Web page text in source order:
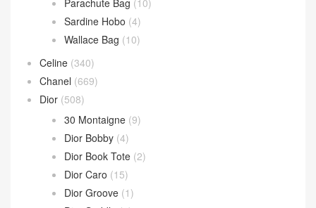
Sardine Hobo(4)
Wallace Bag(10)
Chanel (669)
Dior(508)
30 Montaigne
Dior Bobby(4)
Dior Book Tote
Dior Caro(15)
Dior Groove (1)
Dior Saddle(1)